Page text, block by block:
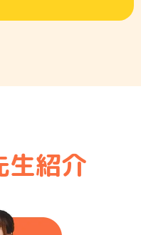
生紹介